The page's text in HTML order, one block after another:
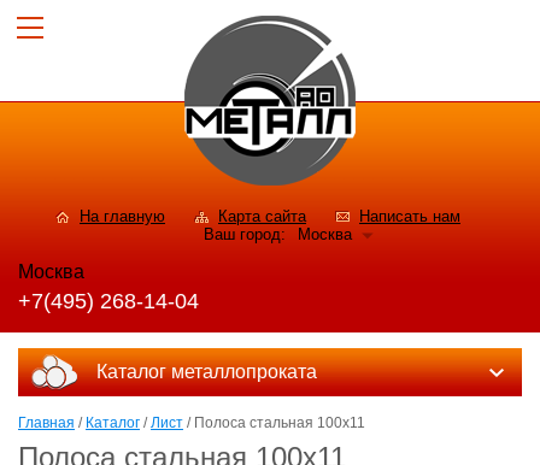
На главную Карта сайта
Написать нам
Ваш город:
Москва
Москва
+7(495) 268-14-04
Каталог металлопроката
Главная / Каталог /Лист / Полоса стальная 100x11
Полоса стальная 100x11